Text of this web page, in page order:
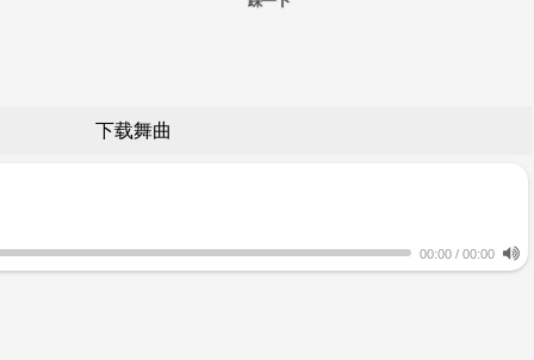
下载舞曲
00:00 / 00:00